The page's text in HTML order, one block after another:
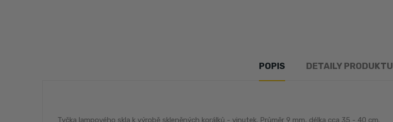
POPIS DETAILY PRODUKTU
Tyčka lampového skla k výrobě skleněných korálků - vinutek. Průměr 9 mm, délka cca 35 - 40 cm.